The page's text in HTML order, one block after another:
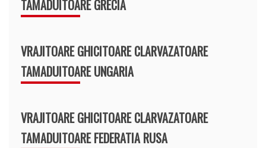
TAMADUITOARE GRECIA
VRAJITOARE GHICITOARE CLARVAZATOARE
TAMADUITOARE UNGARIA
VRAJITOARE GHICITOARE CLARVAZATOARE
TAMADUITOARE FEDERATIA RUSA